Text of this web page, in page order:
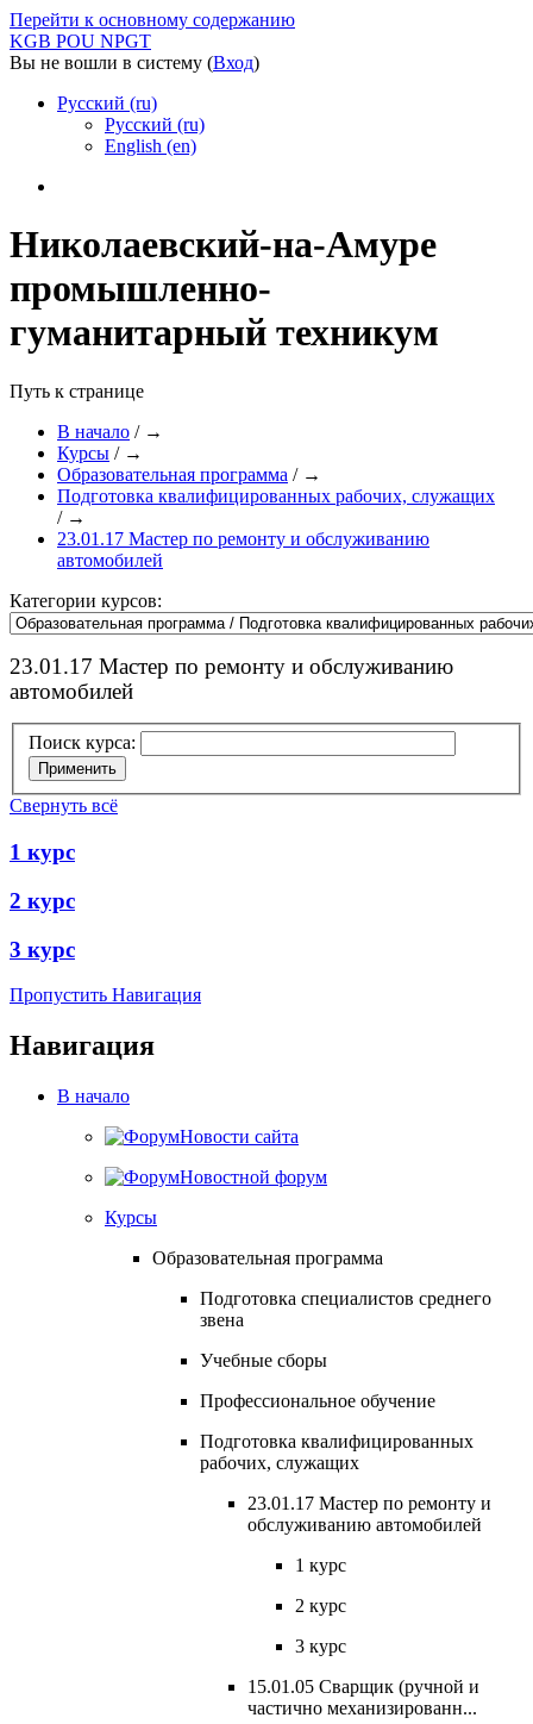
Перейти к основному содержанию
KGB POU NPGT
Вы не вошли в систему (Вход)
Русский (ru)
Русский (ru)
English (en)
Николаевский-на-Амуре
промышленно-
гуманитарный техникум
Путь к странице
В начало / →
Курсы / →
Образовательная программа / →
Подготовка квалифицированных рабочих, служащих
/ →
23.01.17 Мастер по ремонту и обслуживанию
автомобилей
Категории курсов:
23.01.17 Мастер по ремонту и обслуживанию
автомобилей
Поиск курса:
Свернуть всё
1 курс
2 курс
3 курс
Пропустить Навигация
Навигация
В начало
Новости сайта
Новостной форум
Курсы
Образовательная программа
Подготовка специалистов среднего
звена
Учебные сборы
Профессиональное обучение
Подготовка квалифицированных
рабочих, служащих
23.01.17 Мастер по ремонту и
обслуживанию автомобилей
1 курс
2 курс
3 курс
15.01.05 Сварщик (ручной и
частично механизированн...